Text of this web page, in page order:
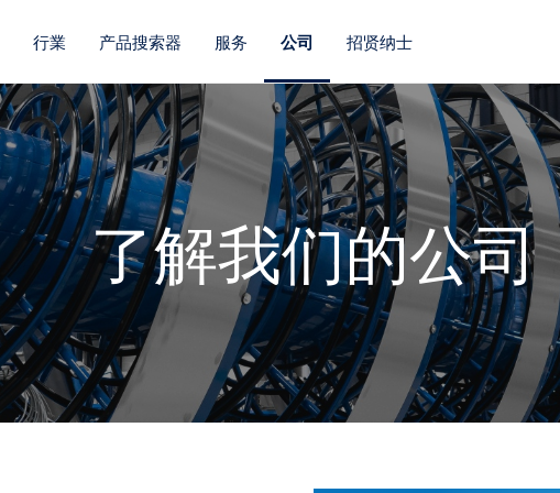
行業 产品搜索器 服务 公司 招贤纳士
了解我们的公司